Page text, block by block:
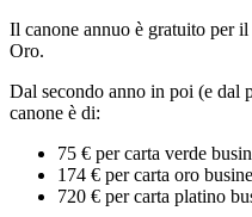
Il canone annuo è gratuito per
Oro.
Dal secondo anno in poi (e dal
canone è di:
75 € per carta verde
174 € per carta oro
720 € per carta platino